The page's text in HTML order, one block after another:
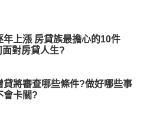
年上漲 房貸族最擔心的10件
對房貸人生?
貸將審查哪些條件?做好哪些事
會卡關?